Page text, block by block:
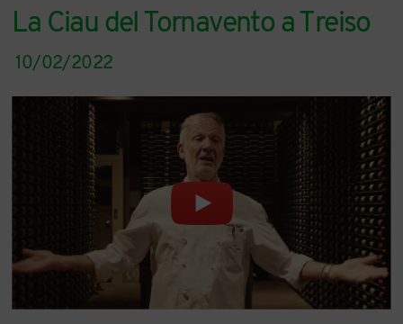
La Ciau del Tornavento a Treiso
10/02/2022